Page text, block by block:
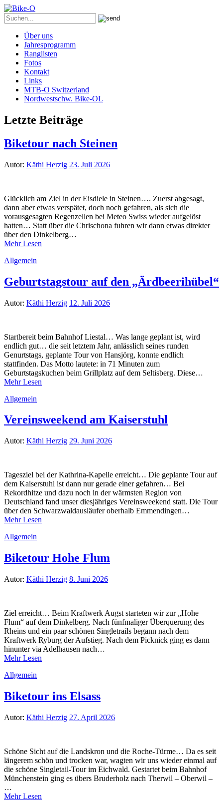
Über uns
Jahresprogramm
Ranglisten
Fotos
Kontakt
Links
MTB-O Switzerland
Nordwestschw. Bike-OL
Letzte Beiträge
Biketour nach Steinen
Autor: Käthi Herzig 23. Juli 2026
Glücklich am Ziel in der Eisdiele in Steinen…. Zuerst abgesagt,
dann aber etwas verspätet, doch noch gefahren, als sich die
vorausgesagten Regenzellen bei Meteo Swiss wieder aufgelöst
hatten… Statt über die Chrischona fuhren wir dann etwas direkter
über den Dinkelberg…
Mehr Lesen
Allgemein
Geburtstagstour auf den „Ärdbeerihübel“
Autor: Käthi Herzig 12. Juli 2026
Startbereit beim Bahnhof Liestal… Was lange geplant ist, wird
endlich gut… die seit letztem Jahr, anlässlich seines runden
Genurtstags, geplante Tour von Hansjörg, konnte endlich
stattfinden. Das Motto lautete: in 71 Minuten zum
Geburtstagskuchen beim Grillplatz auf dem Seltisberg. Diese…
Mehr Lesen
Allgemein
Vereinsweekend am Kaiserstuhl
Autor: Käthi Herzig 29. Juni 2026
Tagesziel bei der Kathrina-Kapelle erreicht… Die geplante Tour auf
dem Kaiserstuhl ist dann nur gerade einer gefahren… Bei
Rekordhitze und dazu noch in der wärmsten Region von
Deutschland fand unser diesjähriges Vereinsweekend statt. Die Tour
über den Schwarzwaldausläufer oberhalb Emmendingen…
Mehr Lesen
Allgemein
Biketour Hohe Flum
Autor: Käthi Herzig 8. Juni 2026
Ziel erreicht… Beim Kraftwerk Augst starteten wir zur „Hohe
Flum“ auf dem Dinkelberg. Nach fünfmaliger Überquerung des
Rheins und ein paar schönen Singletrails begann nach dem
Kraftwerk Ryburg der Aufstieg. Nach dem Picknick ging es dann
hinunter via Adelhausen nach…
Mehr Lesen
Allgemein
Biketour ins Elsass
Autor: Käthi Herzig 27. April 2026
Schöne Sicht auf die Landskron und die Roche-Türme… Da es seit
längerem schön und trocken war, wagten wir uns wieder einmal auf
die schöne Singletail-Tour im Eichwald. Gestartet beim Bahnhof
Münchenstein ging es übers Bruderholz nach Therwil – Oberwil –
…
Mehr Lesen